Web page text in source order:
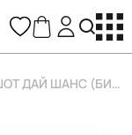
СВИТШОТ ДАЙ ШАНС (БИРЮЗА)